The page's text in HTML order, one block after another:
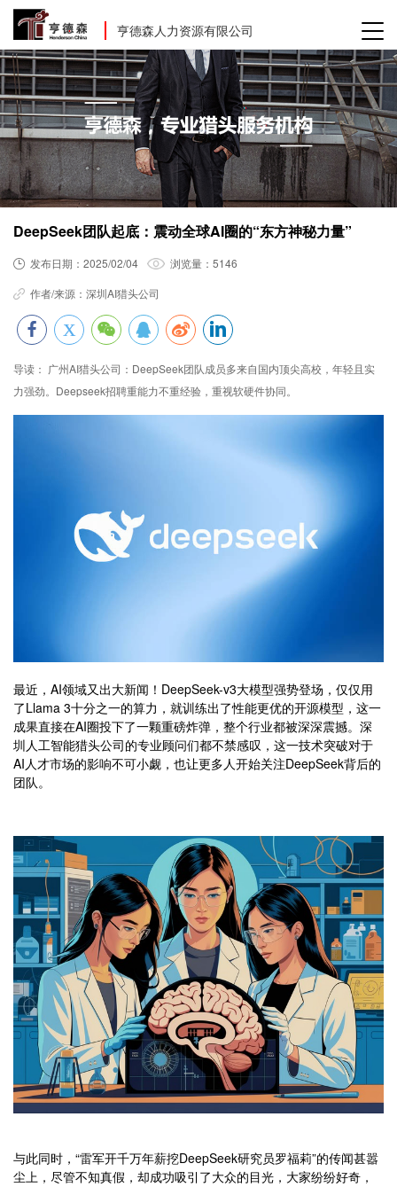
亨德森人力资源有限公司
DeepSeek团队起底：震动全球AI圈的“东方神秘力量”
发布日期： 2025/02/04 浏览量： 5146
作者/来源： 深圳AI猎头公司
导读： 广州AI猎头公司：DeepSeek团队成员多来自国内顶尖高校，年轻且实
力强劲。Deepseek招聘重能力不重经验，重视软硬件协同。
最近，AI领域又出大新闻！DeepSeek-v3大模型强势登场，仅仅用
了Llama 3十分之一的算力，就训练出了性能更优的开源模型，这一
成果直接在AI圈投下了一颗重磅炸弹，整个行业都被深深震撼。深
圳人工智能猎头公司的专业顾问们都不禁感叹，这一技术突破对于
AI人才市场的影响不可小觑，也让更多人开始关注DeepSeek背后的
团队。
与此同时，“雷军开千万年薪挖DeepSeek研究员罗福莉”的传闻甚嚣
尘上，尽管不知真假，却成功吸引了大众的目光，大家纷纷好奇，